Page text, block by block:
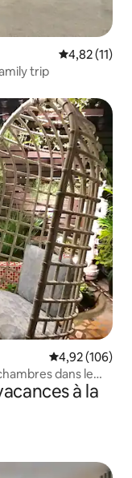
Évaluation
4,82 (11)
trip
Évaluation
4,92 (106)
dans le
à la